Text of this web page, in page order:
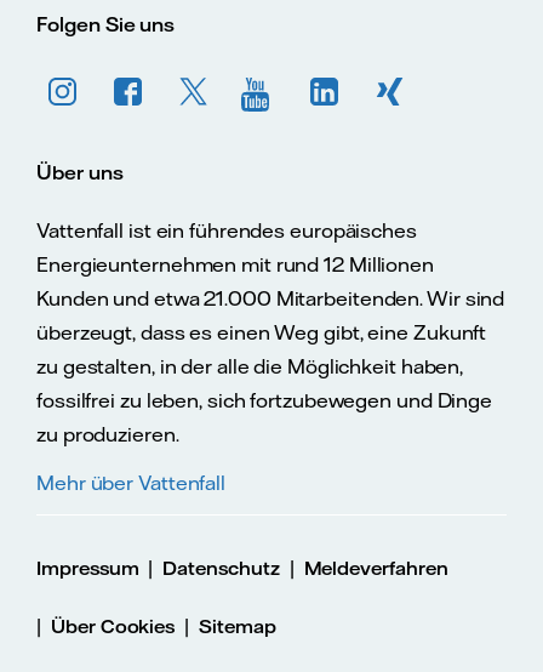
Folgen Sie uns
Über uns
Vattenfall ist ein führendes europäisches
Energieunternehmen mit rund 12 Millionen
Kunden und etwa 21.000 Mitarbeitenden. Wir sind
überzeugt, dass es einen Weg gibt, eine Zukunft
zu gestalten, in der alle die Möglichkeit haben,
fossilfrei zu leben, sich fortzubewegen und Dinge
zu produzieren.
Mehr über Vattenfall
Impressum | Datenschutz| Meldeverfahren
| Über Cookies |Sitemap